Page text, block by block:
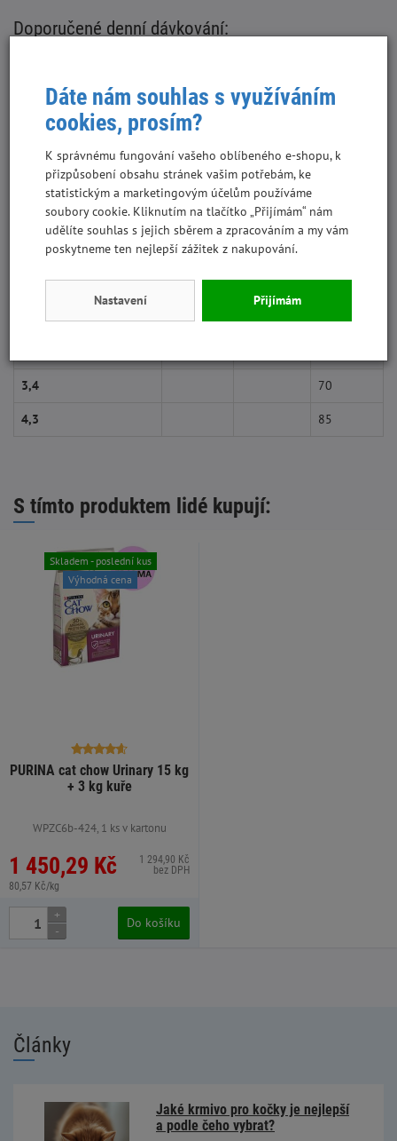
Doporučené denní dávkování:
3 měsíce 5 měsíců 7 měsíců
45
55
65
55
70
80
3,4 70
4,3 85
S tímto produktem lidé kupují:
PURINA cat chow Urinary 15 kg
+ 3 kg kuře
WPZC6b-424, 1 ks v kartonu
1 450,29 Kč
80,57 Kč/kg
1 294,90 Kč
bez DPH
Skladem - poslední kus
Výhodná cena
+
-
Do košíku
Články
Jaké krmivo pro kočky je nejlepší
a podle čeho vybrat?
Dáte nám souhlas s využíváním
cookies, prosím?
K správnému fungování vašeho oblíbeného e-shopu, k
přizpůsobení obsahu stránek vašim potřebám, ke
statistickým a marketingovým účelům používáme
soubory cookie. Kliknutím na tlačítko „Přijímám“ nám
udělíte souhlas s jejich sběrem a zpracováním a my vám
poskytneme ten nejlepší zážitek z nakupování.
Nastavení Přijímám